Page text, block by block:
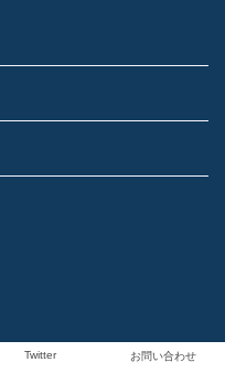
Twitter お問い合わせ